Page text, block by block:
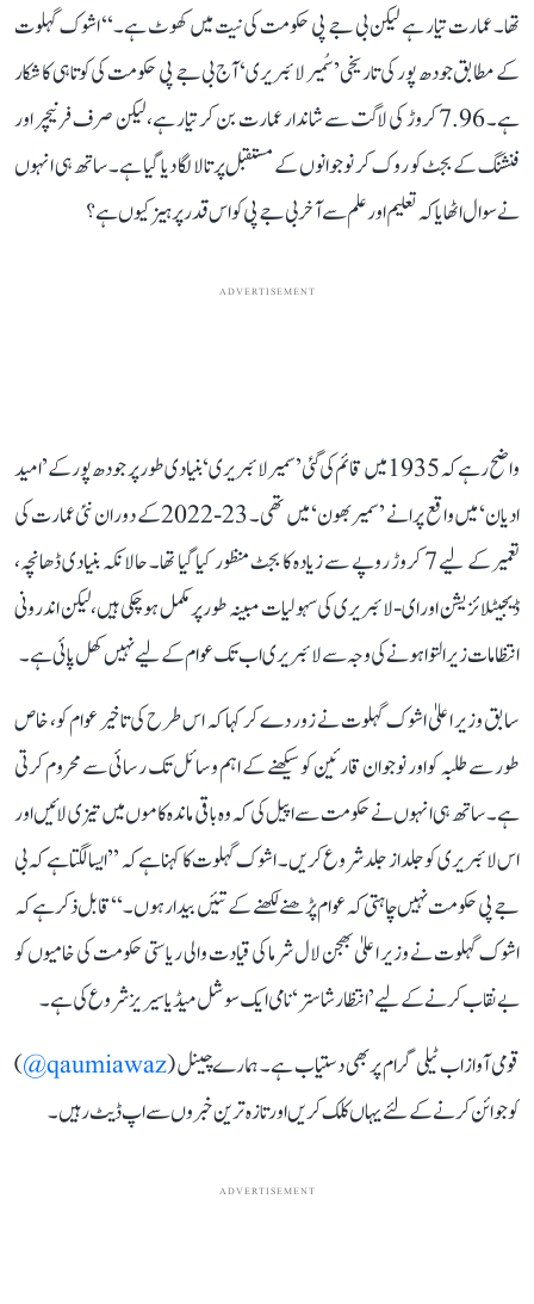
تھا۔ عمارت تیار ہے لیکن بی جے پی حکومت کی نیت میں کھوٹ ہے۔‘‘ اشوک گہلوت
کے مطابق جودھ پور کی تاریخی ’سُمیر لائبریری‘ آج بی جے پی حکومت کی کوتاہی کا شکار
ہے۔ 7.96 کروڑ کی لاگت سے شاندار عمارت بن کر تیار ہے، لیکن صرف فرنیچر اور
فنشنگ کے بجٹ کو روک کر نوجوانوں کے مستقبل پر تالا لگا دیا گیا ہے۔ ساتھ ہی انہوں
نے سوال اٹھایا کہ تعلیم اور علم سے آخر بی جے پی کو اس قدر پرہیز کیوں ہے؟
ADVERTISEMENT
واضح رہے کہ 1935 میں قائم کی گئی ’سمیر لائبریری‘ بنیادی طور پر جودھ پور کے ’امید
ادیان‘ میں واقع پرانے ’سمیر بھون‘ میں تھی۔ 23-2022 کے دوران نئی عمارت کی
تعمیر کے لیے 7 کروڑ روپے سے زیادہ کا بجٹ منظور کیا گیا تھا۔ حالانکہ بنیادی ڈھانچہ،
ڈیجیٹلائزیشن اور ای-لائبریری کی سہولیات مبینہ طور پر مکمل ہو چکی ہیں، لیکن اندرونی
انتظامات زیر التوا ہونے کی وجہ سے لائبریری اب تک عوام کے لیے نہیں کھل پائی ہے۔
سابق وزیر اعلیٰ اشوک گہلوت نے زور دے کر کہا کہ اس طرح کی تاخیر عوام کو، خاص
طور سے طلبہ کو اور نوجوان قارئین کو سیکھنے کے اہم وسائل تک رسائی سے محروم کرتی
ہے۔ ساتھ ہی انہوں نے حکومت سے اپیل کی کہ وہ باقی ماندہ کاموں میں تیزی لائیں اور
اس لائبریری کو جلد از جلد شروع کریں۔ اشوک گہلوت کا کہنا ہے کہ ’’ایسا لگتا ہے کہ بی
جے پی حکومت نہیں چاہتی کہ عوام پڑھنے لکھنے کے تئیں بیدار ہوں۔‘‘ قابل ذکر ہے کہ
اشوک گہلوت نے وزیر اعلیٰ بھجن لال شرما کی قیادت والی ریاستی حکومت کی خامیوں کو
بے نقاب کرنے کے لیے ’انتظار شاستر‘ نامی ایک سوشل میڈیا سیریز شروع کی ہے۔
قومی آواز اب ٹیلی گرام پر بھی دستیاب ہے۔ ہمارے چینل (qaumiawaz@
)
کو جوائن کرنے کے لئے یہاں کلک کریں اور تازہ ترین خبروں سے اپ ڈیٹ رہیں۔
ADVERTISEMENT